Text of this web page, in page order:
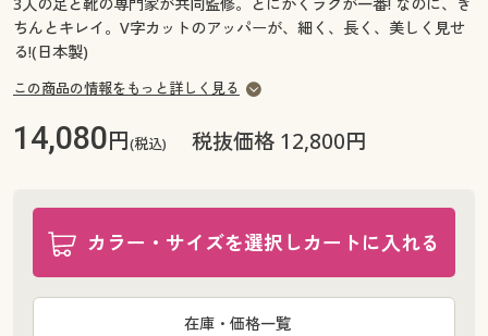
サポート
よくある質問とお問い合わせ
よくある質問とお問い合わせ
ちんとキレイ。V字カットのアッパーが、細く、長く、美しく見せ
る!(日本製)
この商品の情報をもっと詳しく見る
14,080円(税込) 税抜価格 12,800円
カラー・サイズを選択しカートに入れる
在庫・価格一覧